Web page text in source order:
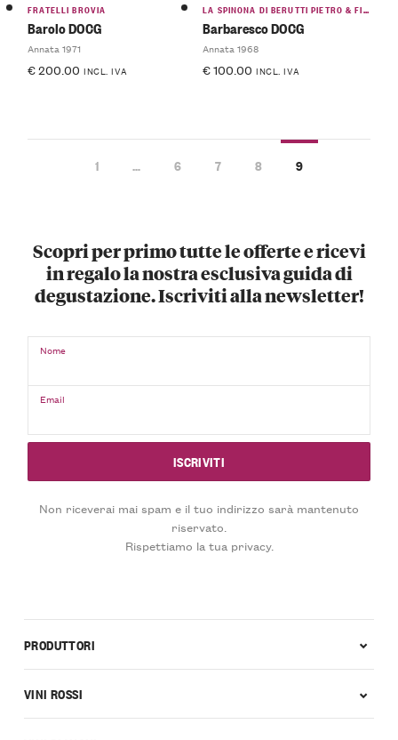
FRATELLI BROVIA
Barolo DOCG
Annata 1971
€200.00 INCL. IVA
Barbaresco DOCG
Annata 1968
€100.00 INCL. IVA
1 … 6 7 8 9
Scopri per primo tutte le offerte e ricevi
in regalo la nostra esclusiva guida di
degustazione. Iscriviti alla newsletter!
Nome
Email
Non riceverai mai spam e il tuo indirizzo sarà mantenuto
riservato.
Rispettiamo la tua privacy.
PRODUTTORI
VINI ROSSI